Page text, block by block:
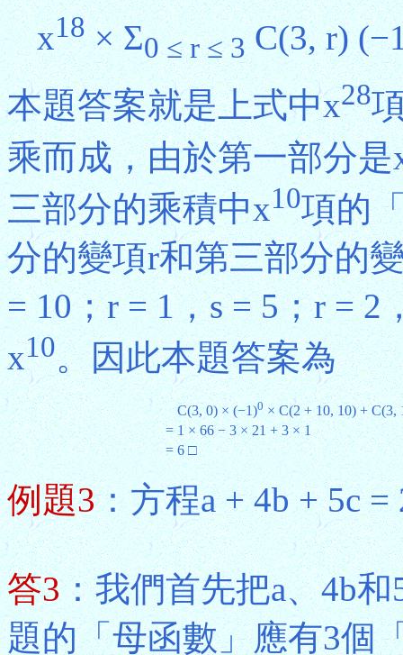
x18× Σ0 ≤ r ≤ 3C(3, r)
本題答案就是上式中x28
乘而成，由於第一部分是
三部分的乘積中x10項的
分的變項r和第三部分的
= 10；r = 1，s = 5；r =
x10。因此本題答案為
C(3, 0) × (−1)0× C(2 + 10, 10) + C(3,
= 1 × 66 − 3 × 21 + 3 × 1
= 6 □
例題3：方程a + 4b + 5c
答3：我們首先把a、4b
題的「母函數」應有3個